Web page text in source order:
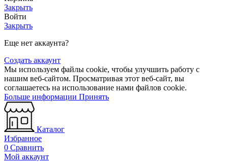
Закрыть
Войти
Закрыть
Еще нет аккаунта?
Создать аккаунт
Мы используем файлы cookie, чтобы улучшить работу с
нашим веб-сайтом. Просматривая этот веб-сайт, вы
соглашаетесь на использование нами файлов cookie.
Больше информации Больше
Принять
Каталог
Избранное
0 Сравнить
Мой аккаунт